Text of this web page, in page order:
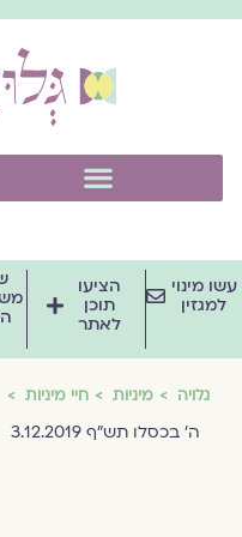
מינוי
למגזין
הציעו
תוכן
לאתר
גלויה מיניות חיי מיניות
ה' בכסלו תש"ף 3.12.2019